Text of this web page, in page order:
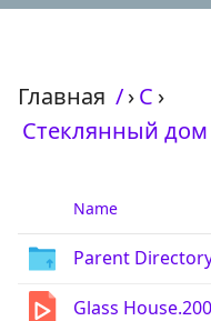
Главная /›С ›
Стеклянный дом
Name
Parent
Glass